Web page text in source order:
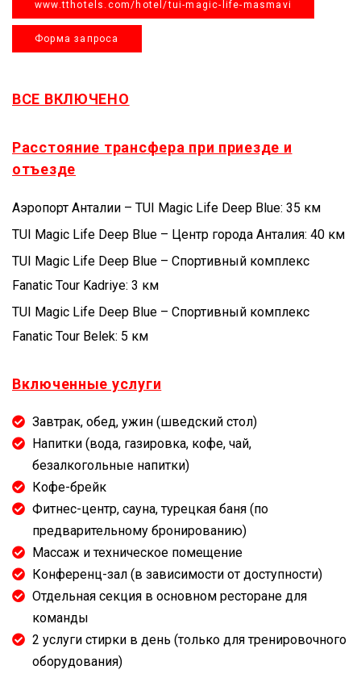
www.tthotels.com/hotel/tui-magic-life-masmavi
Форма запроса
ВСЕ ВКЛЮЧЕНО
Расстояние трансфера при приезде и
отъезде
Аэропорт Анталии – TUI Magic Life Deep Blue: 35 км
TUI Magic Life Deep Blue – Центр города Анталия: 40 км
TUI Magic Life Deep Blue – Спортивный комплекс
Fanatic Tour Kadriye: 3 км
TUI Magic Life Deep Blue – Спортивный комплекс
Fanatic Tour Belek: 5 км
Включенные услуги
Завтрак, обед, ужин (шведский стол)
Напитки (вода, газировка, кофе, чай,
безалкогольные напитки)
Кофе-брейк
Фитнес-центр, сауна, турецкая баня (по
предварительному бронированию)
Массаж и техническое помещение
Конференц-зал (в зависимости от доступности)
Отдельная секция в основном ресторане для
команды
2 услуги стирки в день (только для тренировочного
оборудования)